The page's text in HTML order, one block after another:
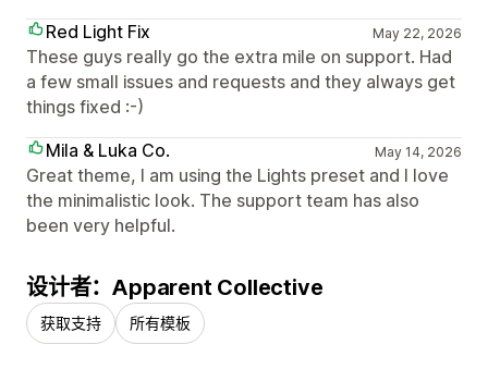
Red Light Fix
May 22, 2026
These guys really go the extra mile on support. Had
a few small issues and requests and they always get
things fixed :-)
Mila & Luka Co.
May 14, 2026
Great theme, I am using the Lights preset and I love
the minimalistic look. The support team has also
been very helpful.
设计者：Apparent Collective
获取支持 所有模板